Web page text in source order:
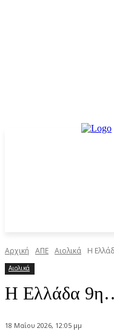
Αρχική ΑΠΕ Αιολικά Η
Αιολικά
Η Ελλάδα
18 Μαΐου 2026, 12:05 μμ